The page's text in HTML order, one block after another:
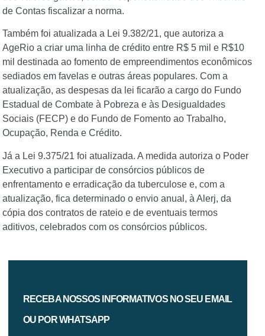
de Contas fiscalizar a norma.
Também foi atualizada a Lei 9.382/21, que autoriza a
AgeRio a criar uma linha de crédito entre R$ 5 mil e R$10
mil destinada ao fomento de empreendimentos econômicos
sediados em favelas e outras áreas populares. Com a
atualização, as despesas da lei ficarão a cargo do Fundo
Estadual de Combate à Pobreza e às Desigualdades
Sociais (FECP) e do Fundo de Fomento ao Trabalho,
Ocupação, Renda e Crédito.
Já a Lei 9.375/21 foi atualizada. A medida autoriza o Poder
Executivo a participar de consórcios públicos de
enfrentamento e erradicação da tuberculose e, com a
atualização, fica determinado o envio anual, à Alerj, da
cópia dos contratos de rateio e de eventuais termos
aditivos, celebrados com os consórcios públicos.
RECEBA NOSSOS INFORMATIVOS NO SEU EMAIL
OU POR WHATSAPP